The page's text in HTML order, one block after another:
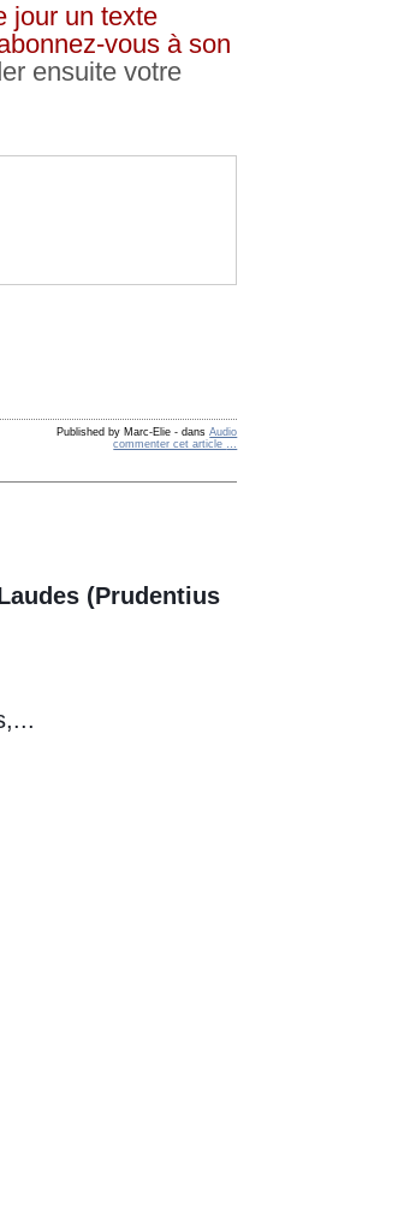
jour un texte
vous à son
ensuite votre
Published by Marc-Elie - dansAudio
commenter cet article …
(Prudentius